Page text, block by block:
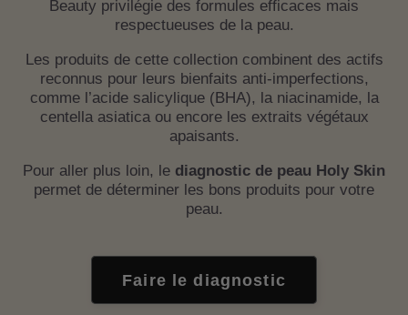
Beauty privilégie des formules efficaces mais
respectueuses de la peau.
Les produits de cette collection combinent des actifs
reconnus pour leurs bienfaits anti-imperfections,
comme l’acide salicylique (BHA), la niacinamide, la
centella asiatica ou encore les extraits végétaux
apaisants.
Pour aller plus loin, le diagnostic de peau Holy Skin
permet de déterminer les bons produits pour votre
peau.
Faire le diagnostic